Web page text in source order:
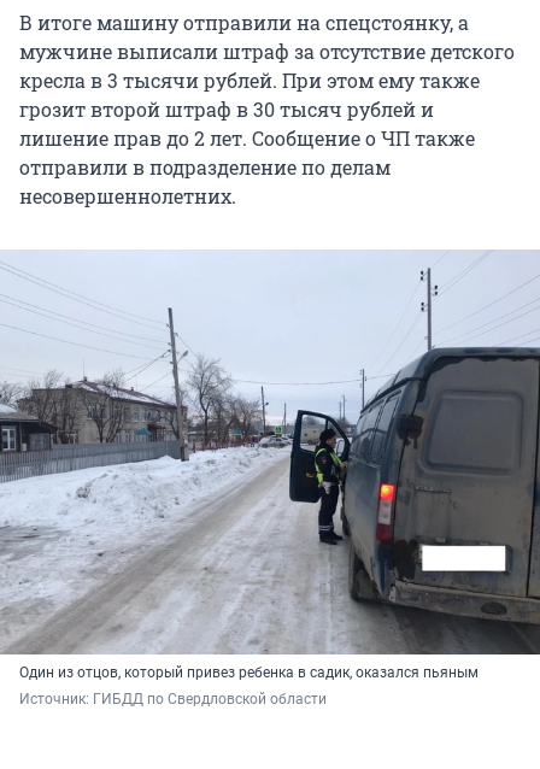
В итоге машину отправили на спецстоянку, а
мужчине выписали штраф за отсутствие детского
кресла в 3 тысячи рублей. При этом ему также
грозит второй штраф в 30 тысяч рублей и
лишение прав до 2 лет. Сообщение о ЧП также
отправили в подразделение по делам
несовершеннолетних.
Один из отцов, который привез ребенка в садик, оказался пьяным
Источник: ГИБДД по Свердловской области